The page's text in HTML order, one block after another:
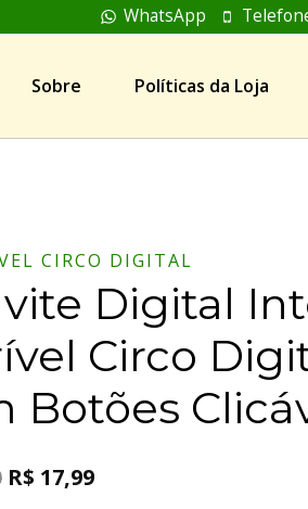
WhatsApp
Sobre Políticas da Loja
CIRCO DIGITAL
Digital
Circo
Botões
R$ 17,99